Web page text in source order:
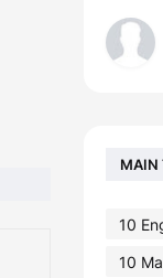
MAIN
10
10